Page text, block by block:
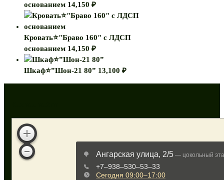
основанием 14,150 ₽
Кровать⭐"Браво 160" с ЛДСП
основанием 14,150 ₽
Шкаф⭐”Шон-21 80” 13,100 ₽